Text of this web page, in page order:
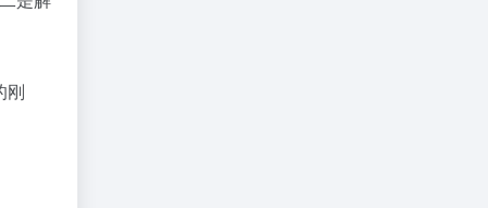
刚